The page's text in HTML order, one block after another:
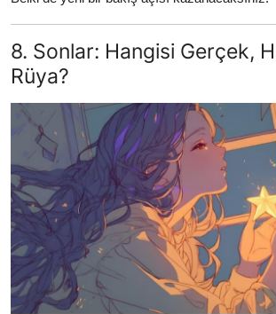
8. Sonlar: Hangisi Gerçek,
Rüya?